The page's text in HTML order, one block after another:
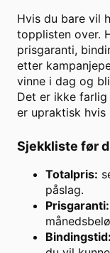
Hvis du bare vil
topplisten over.
prisgaranti,
etter
vinne i dag og
Det er ikke
er upraktisk
Sjekkliste før
Totalpris:
påslag.
Prisgaranti:
Bindingstid: